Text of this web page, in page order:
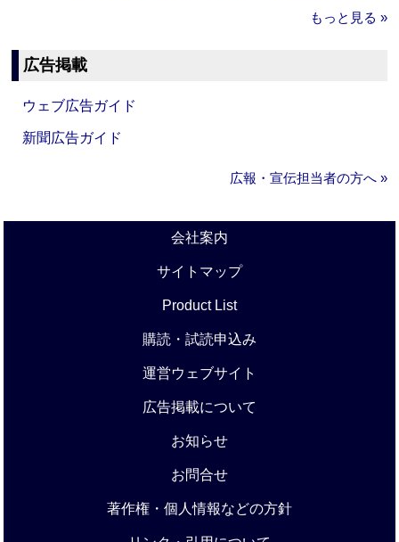
もっと見る »
広告掲載
ウェブ広告ガイド
新聞広告ガイド
広報・宣伝担当者の方へ »
会社案内
サイトマップ
Product List
購読・試読申込み
運営ウェブサイト
広告掲載について
お知らせ
お問合せ
著作権・個人情報などの方針